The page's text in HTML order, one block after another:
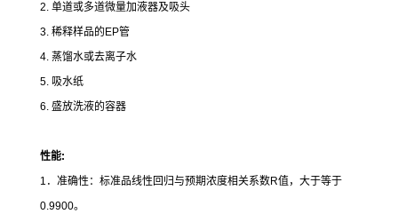
2. 单道或多道微量加液器及吸头
3. 稀释样品的EP管
4. 蒸馏水或去离子水
5. 吸水纸
6. 盛放洗液的容器
性能:
1．准确性：标准品线性回归与预期浓度相关系数R值，大于等于
0.9900。